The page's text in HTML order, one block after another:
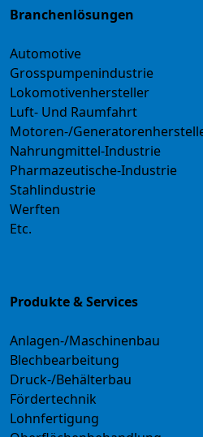
Branchenlösungen
Automotive
Grosspumpenindustrie
Lokomotivenhersteller
Luft- Und Raumfahrt
Motoren-/
Nahrungmittel-Industrie
Pharmazeutische-Industrie
Stahlindustrie
Werften
Etc.
Produkte & Services
Anlagen-/Maschinenbau
Blechbearbeitung
Druck-/Behälterbau
Fördertechnik
Lohnfertigung